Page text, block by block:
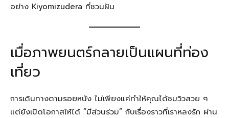
อย่าง Kiyomizudera ที่ชวนฝัน
เมื่อภาพยนตร์กลายเป็นแผนที่ท่อง
เที่ยว
การเดินทางตามรอยหนัง ไม่เพียงแค่ทำให้คุณได้ชมวิวสวย ๆ
แต่ยังเปิดโอกาสให้ได้ “มีส่วนร่วม” กับเรื่องราวที่เราหลงรัก ผ่าน